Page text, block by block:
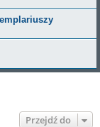
Przejdź do